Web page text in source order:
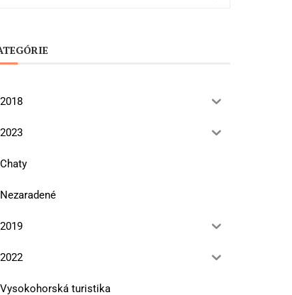
2018
2023
Chaty
Nezaradené
2019
2022
Vysokohorská turistika